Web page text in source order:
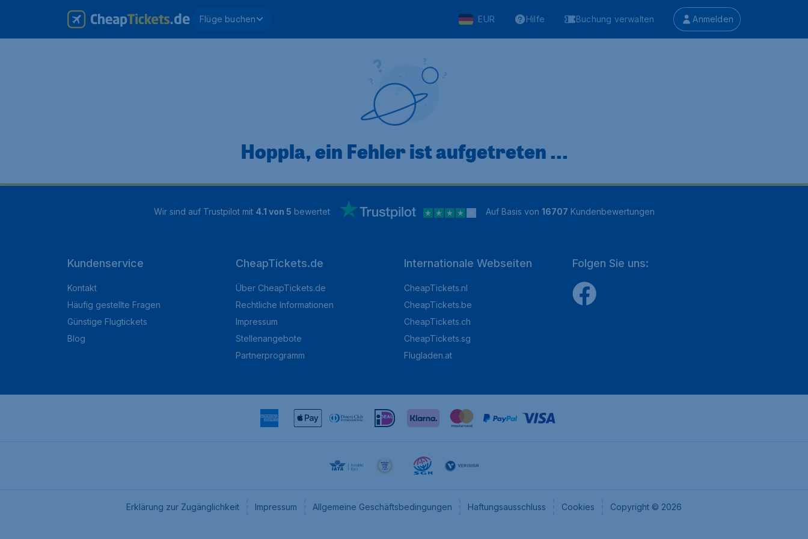
Flüge buchen EUR Hilfe Buchung verwalten Anmelden
Hoppla, ein Fehler ist aufgetreten ...
Wir sind auf Trustpilot mit 4.1 von 5 bewertet Auf Basis von 16707 Kundenbewertungen
Kundenservice
Kontakt
Häufig gestellte Fragen
Günstige Flugtickets
Blog
CheapTickets.de
Über CheapTickets.de
Rechtliche Informationen
Impressum
Stellenangebote
Partnerprogramm
Internationale Webseiten
CheapTickets.nl
CheapTickets.be
CheapTickets.ch
CheapTickets.sg
Flugladen.at
Folgen Sie uns:
Erklärung zur Zugänglichkeit Impressum Allgemeine Geschäftsbedingungen Haftungsausschluss Cookies Copyright © 2026